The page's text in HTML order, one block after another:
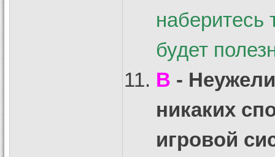
наберитесь
будет
В -
никаких
игровой